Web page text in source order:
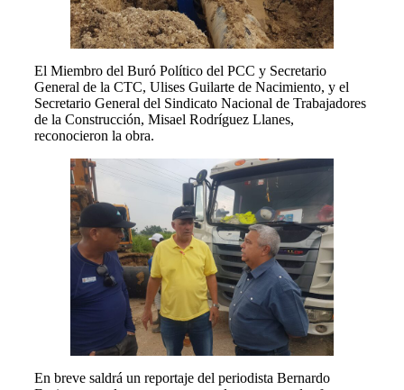
El Miembro del Buró Político del PCC y Secretario
General de la CTC, Ulises Guilarte de Nacimiento, y el
Secretario General del Sindicato Nacional de Trabajadores
de la Construcción, Misael Rodríguez Llanes,
reconocieron la obra.
En breve saldrá un reportaje del periodista Bernardo